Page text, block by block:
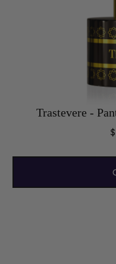
Trastevere -